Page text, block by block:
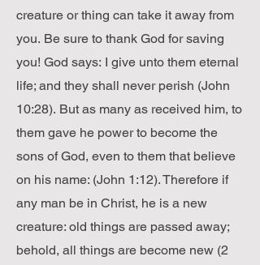
creature or thing can take it away from
you. Be sure to thank God for saving
you! God says: I give unto them eternal
life; and they shall never perish (John
10:28). But as many as received him, to
them gave he power to become the
sons of God, even to them that believe
on his name: (John 1:12). Therefore if
any man be in Christ, he is a new
creature: old things are passed away;
behold, all things are become new (2